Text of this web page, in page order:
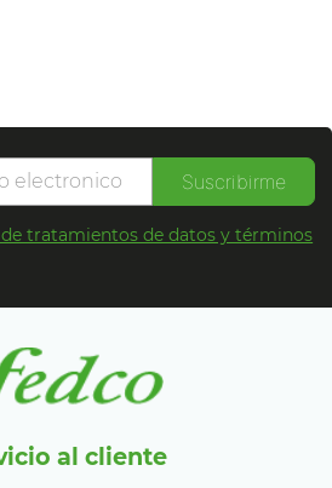
Suscribirme
tratamientos de datos y términos
al cliente